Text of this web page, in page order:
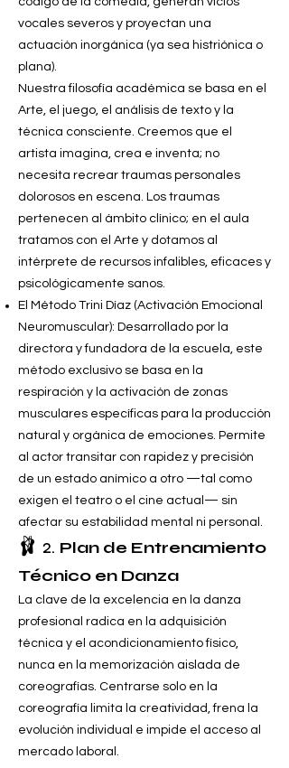
vocales severos y proyectan una
actuación inorgánica (ya sea histriónica o
plana).
Nuestra filosofía académica se basa en el
Arte, el juego, el análisis de texto y la
técnica consciente. Creemos que el
artista imagina, crea e inventa; no
necesita recrear traumas personales
dolorosos en escena. Los traumas
pertenecen al ámbito clínico; en el aula
tratamos con el Arte y dotamos al
intérprete de recursos infalibles, eficaces y
psicológicamente sanos.
El Método Trini Díaz (Activación Emocional
Neuromuscular): Desarrollado por la
directora y fundadora de la escuela, este
método exclusivo se basa en la
respiración y la activación de zonas
musculares específicas para la producción
natural y orgánica de emociones. Permite
al actor transitar con rapidez y precisión
de un estado anímico a otro —tal como
exigen el teatro o el cine actual— sin
afectar su estabilidad mental ni personal.
🩰 2. Plan de Entrenamiento
Técnico en Danza
La clave de la excelencia en la danza
profesional radica en la adquisición
técnica y el acondicionamiento físico,
nunca en la memorización aislada de
coreografías. Centrarse solo en la
coreografía limita la creatividad, frena la
evolución individual e impide el acceso al
mercado laboral.